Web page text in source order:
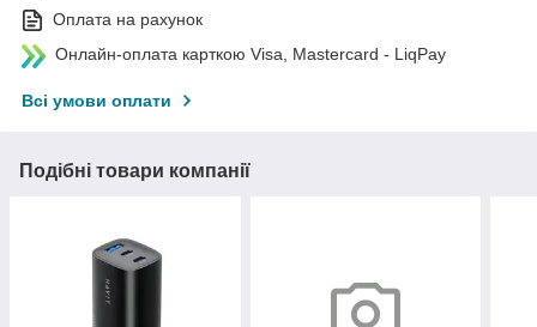
Оплата на рахунок
Онлайн-оплата карткою Visa, Mastercard - LiqPay
Всі умови оплати
Подібні товари компанії